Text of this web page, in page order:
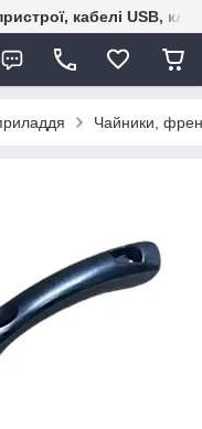
кабелі USB,
Чайники,